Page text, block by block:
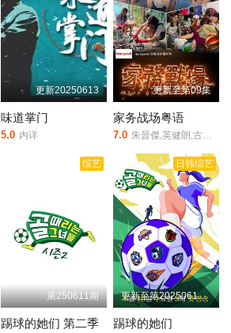
更新20250613
味道掌门
5.0 内详
更新至第09集
家务战场粤语
7.0 朱晉傑,英健朗,古明华
综艺
第250611期
踢球的她们 第二季
日韩综艺
更新至第20250611期
踢球的她们